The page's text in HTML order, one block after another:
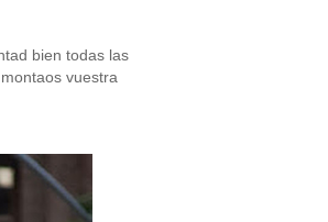
bien todas las
vuestra